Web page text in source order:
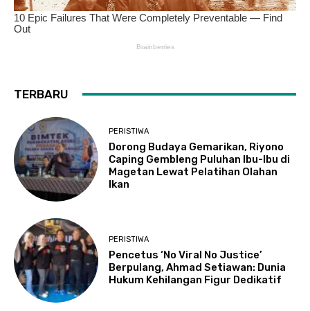
TERBARU
PERISTIWA
Dorong Budaya Gemarikan, Riyono
Caping Gembleng Puluhan Ibu-Ibu di
Magetan Lewat Pelatihan Olahan
Ikan
PERISTIWA
Pencetus ‘No Viral No Justice’
Berpulang, Ahmad Setiawan: Dunia
Hukum Kehilangan Figur Dedikatif